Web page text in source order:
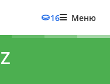
16 Меню